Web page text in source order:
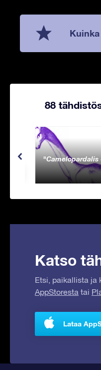
88
Camelopardalis
Katso
Etsi, paikallista ja
AppStoresta tai
Lataa